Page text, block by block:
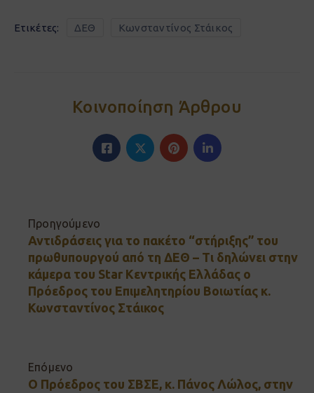
Ετικέτες: ΔΕΘ Κωνσταντίνος Στάικος
Κοινοποίηση Άρθρου
Προηγούμενο
Αντιδράσεις για το πακέτο “στήριξης” του
πρωθυπουργού από τη ΔΕΘ – Τι δηλώνει στην
κάμερα του Star Κεντρικής Ελλάδας ο
Πρόεδρος του Επιμελητηρίου Βοιωτίας κ.
Κωνσταντίνος Στάικος
Επόμενο
Ο Πρόεδρος του ΣΒΣΕ, κ. Πάνος Λώλος, στην